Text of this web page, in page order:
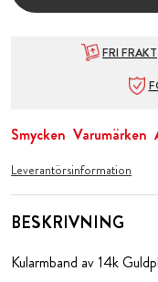
FRI FRAKT
Smycken Varumärken
Leverantörsinformation
BESKRIVNING
Kularmband av 14k